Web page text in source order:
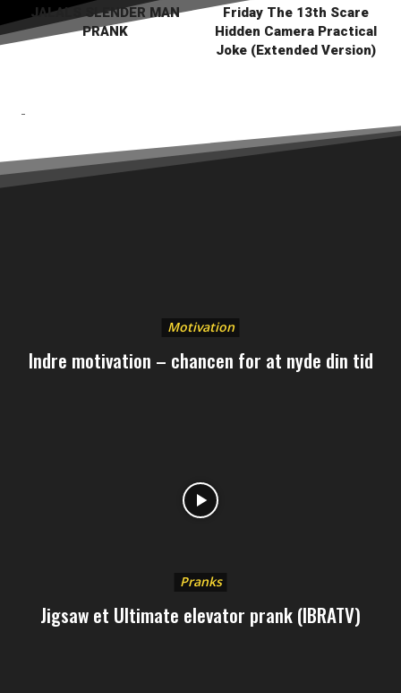
JALALS SLENDER MAN
PRANK
Friday The 13th Scare
Hidden Camera Practical
Joke (Extended Version)
-
Motivation
Indre motivation – chancen for at nyde din tid
Pranks
Jigsaw et Ultimate elevator prank (IBRATV)